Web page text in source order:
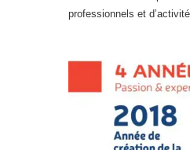
professionnels et